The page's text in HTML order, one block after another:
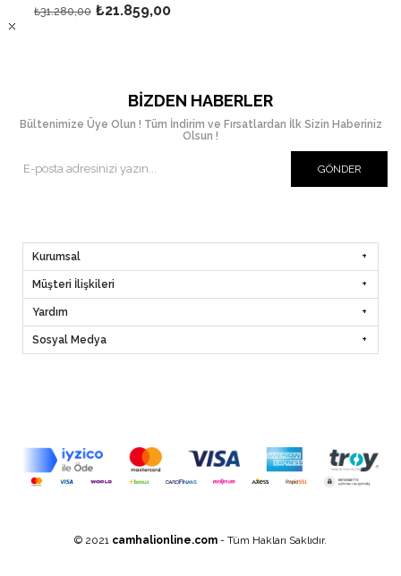
₺21.859,00
₺31.280,00
BIZDEN HABERLER
Bültenimize Üye Olun ! Tüm İndirim ve Fırsatlardan İlk Sizin Haberiniz
Olsun !
GÖNDER
Kurumsal
Müşteri İlişkileri
Yardım
Sosyal Medya
© 2021 camhalionline.com - Tüm Hakları Saklıdır.